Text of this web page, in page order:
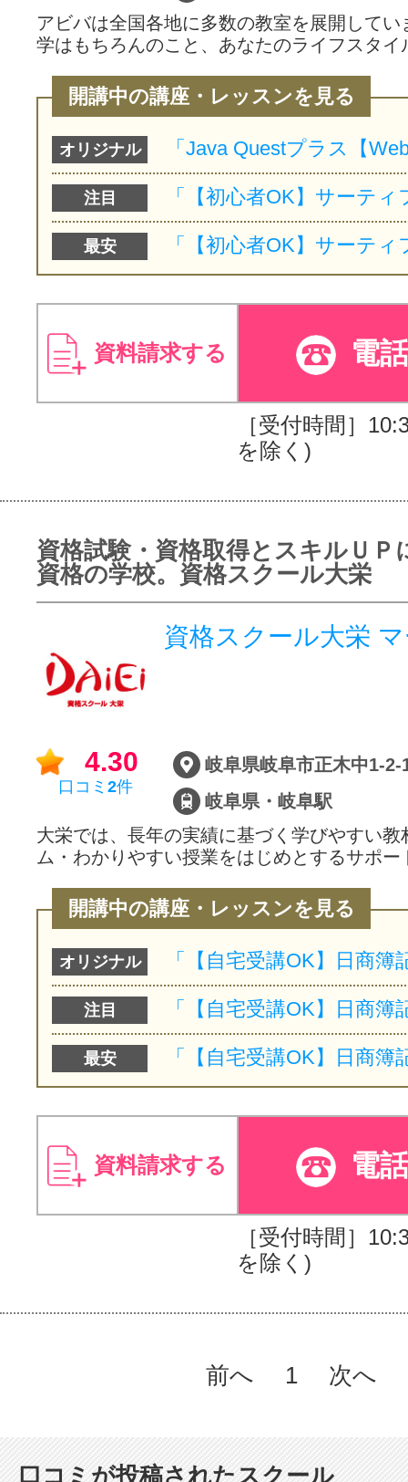
アビバは全国各地に多数の教室を展開してい
学はもちろんのこと、あなたのライフスタ
開講中の講座・レッスンを見る
オリジナル
注目
最安
資料請求する 電
［受付時間］
を除く)
資格試験・資格取得とスキルＵＰ
資格の学校。資格スクール大栄
資格スクール大栄
4.30
口コミ 2件
岐阜県・岐阜駅
大栄では、長年の実績に基づく学びやすい教
ム・わかりやすい授業をはじめとするサポ
開講中の講座・レッスンを見る
オリジナル
注目
最安
資料請求する 電
［受付時間］
を除く)
前へ 1 次へ
口コミが投稿されたスクール